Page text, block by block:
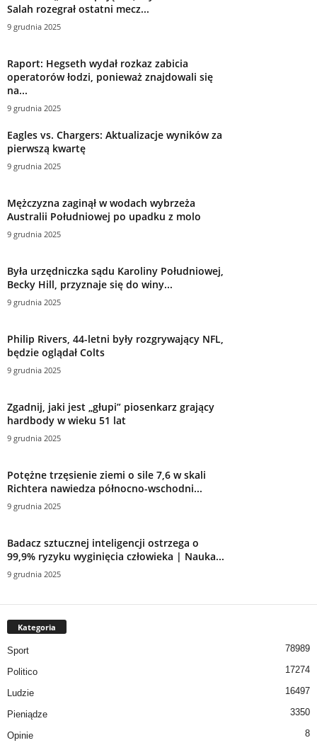
Salah rozegrał ostatni mecz...
9 grudnia 2025
Raport: Hegseth wydał rozkaz zabicia
operatorów łodzi, ponieważ znajdowali się
na...
9 grudnia 2025
Eagles vs. Chargers: Aktualizacje wyników za
pierwszą kwartę
9 grudnia 2025
Mężczyzna zaginął w wodach wybrzeża
Australii Południowej po upadku z molo
9 grudnia 2025
Była urzędniczka sądu Karoliny Południowej,
Becky Hill, przyznaje się do winy...
9 grudnia 2025
Philip Rivers, 44-letni były rozgrywający NFL,
będzie oglądał Colts
9 grudnia 2025
Zgadnij, jaki jest „głupi” piosenkarz grający
hardbody w wieku 51 lat
9 grudnia 2025
Potężne trzęsienie ziemi o sile 7,6 w skali
Richtera nawiedza północno-wschodni...
9 grudnia 2025
Badacz sztucznej inteligencji ostrzega o
99,9% ryzyku wyginięcia człowieka | Nauka...
9 grudnia 2025
Kategoria
Sport 78989
Politico 17274
Ludzie 16497
Pieniądze 3350
Opinie
8